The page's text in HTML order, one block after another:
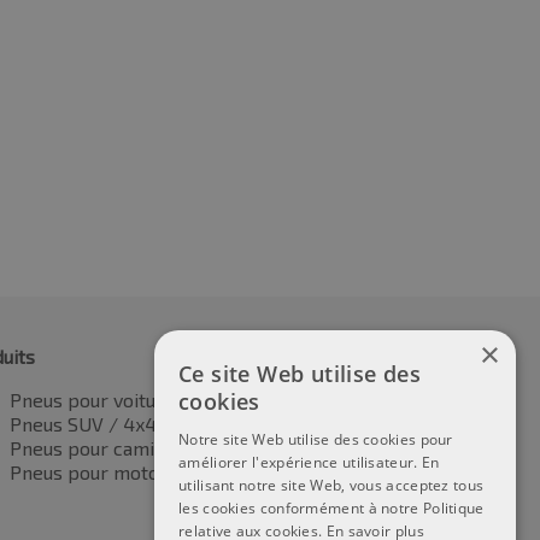
99/97H
Pneus pour voitures
Pneus SUV / 4x4
Pneus pour camionnettes
Pneus pour motos
×
Ce site Web utilise des
cookies
Notre site Web utilise des cookies pour
améliorer l'expérience utilisateur. En
utilisant notre site Web, vous acceptez tous
les cookies conformément à notre Politique
relative aux cookies. En savoir plus